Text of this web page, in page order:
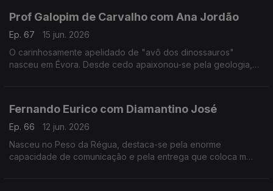
Prof Galopim de Carvalho com Ana Jordão
Ep. 67
15 jun. 2026
O carinhosamente apelidado de "avô dos dinossauros"
nasceu em Évora. Desde cedo apaixonou-se pela geologia,
Fernando Eurico com Diamantino José
Ep. 66
12 jun. 2026
Nasceu no Peso da Régua, destaca-se pela enorme
capacidade de comunicação e pela entrega que coloca m